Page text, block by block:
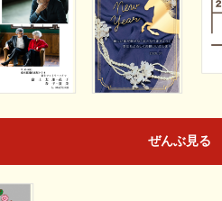
ぜんぶ見る